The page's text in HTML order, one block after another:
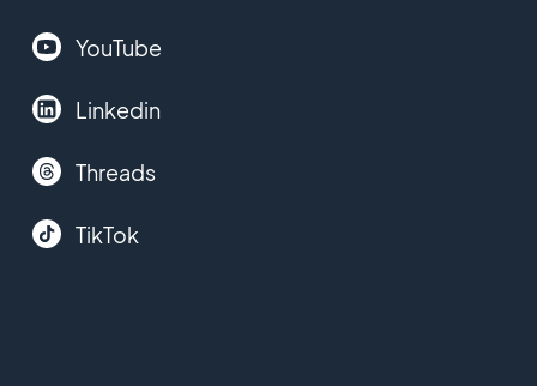
YouTube
Linkedin
Threads
TikTok